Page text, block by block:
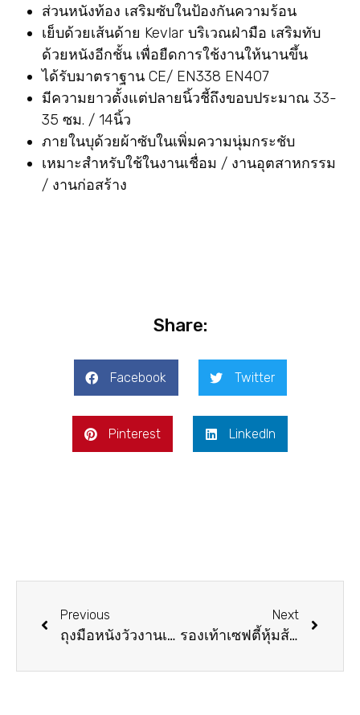
ส่วนหนังท้อง เสริมซับในป้องกันความร้อน
เย็บด้วยเส้นด้าย Kevlar บริเวณฝ่ามือ เสริมทับ
ด้วยหนังอีกชั้น เพื่อยืดการใช้งานให้นานขึ้น
ได้รับมาตราฐาน CE/ EN338 EN407
มีความยาวตั้งแต่ปลายนิ้วชี้ถึงขอบประมาณ 33-
35 ซม. / 14นิ้ว
ภายในบุด้วยผ้าซับในเพิ่มความนุ่มกระชับ
เหมาะสำหรับใช้ในงานเชื่อม / งานอุตสาหกรรม
/ งานก่อสร้าง
Share:
Facebook Twitter
Pinterest LinkedIn
Previous
ถุงมือหนังวัวงานเชื่อมอาร์กอน ED012
Next
รองเท้าเซฟตี้หุ้มส้น JOGGER – BESTRUN